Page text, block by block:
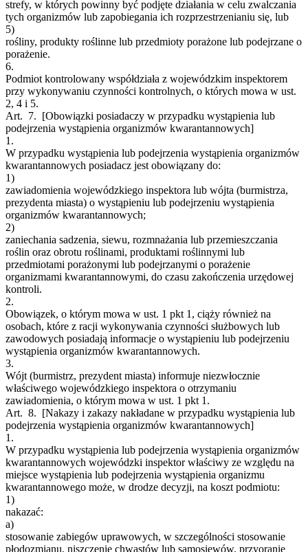
strefy, w których powinny być podjęte działania w celu zwalczania
tych organizmów lub zapobiegania ich rozprzestrzenianiu się, lub
5)
rośliny, produkty roślinne lub przedmioty porażone lub podejrzane o
porażenie.
6.
Podmiot kontrolowany współdziała z wojewódzkim inspektorem
przy wykonywaniu czynności kontrolnych, o których mowa w ust.
2, 4 i 5.
Art. 7. [Obowiązki posiadaczy w przypadku wystąpienia lub
podejrzenia wystąpienia organizmów kwarantannowych]
1.
W przypadku wystąpienia lub podejrzenia wystąpienia organizmów
kwarantannowych posiadacz jest obowiązany do:
1)
zawiadomienia wojewódzkiego inspektora lub wójta (burmistrza,
prezydenta miasta) o wystąpieniu lub podejrzeniu wystąpienia
organizmów kwarantannowych;
2)
zaniechania sadzenia, siewu, rozmnażania lub przemieszczania
roślin oraz obrotu roślinami, produktami roślinnymi lub
przedmiotami porażonymi lub podejrzanymi o porażenie
organizmami kwarantannowymi, do czasu zakończenia urzędowej
kontroli.
2.
Obowiązek, o którym mowa w ust. 1 pkt 1, ciąży również na
osobach, które z racji wykonywania czynności służbowych lub
zawodowych posiadają informacje o wystąpieniu lub podejrzeniu
wystąpienia organizmów kwarantannowych.
3.
Wójt (burmistrz, prezydent miasta) informuje niezwłocznie
właściwego wojewódzkiego inspektora o otrzymaniu
zawiadomienia, o którym mowa w ust. 1 pkt 1.
Art. 8. [Nakazy i zakazy nakładane w przypadku wystąpienia lub
podejrzenia wystąpienia organizmów kwarantannowych]
1.
W przypadku wystąpienia lub podejrzenia wystąpienia organizmów
kwarantannowych wojewódzki inspektor właściwy ze względu na
miejsce wystąpienia lub podejrzenia wystąpienia organizmu
kwarantannowego może, w drodze decyzji, na koszt podmiotu:
1)
nakazać:
a)
stosowanie zabiegów uprawowych, w szczególności stosowanie
płodozmianu, niszczenie chwastów lub samosiewów, przyoranie